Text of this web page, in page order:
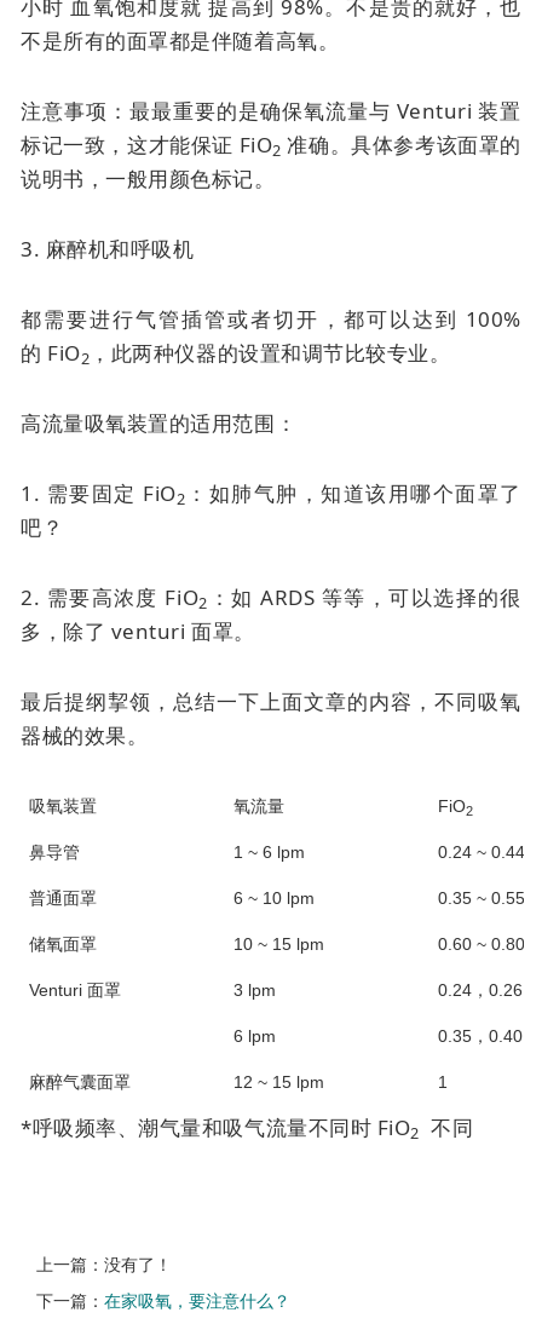
小时 血氧饱和度就 提高到 98%。不是贵的就好，也
不是所有的面罩都是伴随着高氧。
注意事项：最最重要的是确保氧流量与 Venturi 装置
标记一致，这才能保证 FiO2 准确。具体参考该面罩的
说明书，一般用颜色标记。
3. 麻醉机和呼吸机
都需要进行气管插管或者切开，都可以达到 100%
的 FiO2 ，此两种仪器的设置和调节比较专业。
高流量吸氧装置的适用范围：
1. 需要固定 FiO2 ：如肺气肿，知道该用哪个面罩了
吧？
2. 需要高浓度 FiO2 ：如 ARDS 等等，可以选择的很
多，除了 venturi 面罩。
最后提纲挈领，总结一下上面文章的内容，不同吸氧
器械的效果。
吸氧装置 氧流量 FiO2
鼻导管 1 ~ 6 lpm 0.24 ~ 0.44*
普通面罩 6 ~ 10 lpm 0.35 ~ 0.55*
储氧面罩 10 ~ 15 lpm 0.60 ~ 0.80*
Venturi 面罩 3 lpm 0.24，0.26
6 lpm 0.35，0.40
麻醉气囊面罩 12 ~ 15 lpm 1
*呼吸频率、潮气量和吸气流量不同时 FiO2 不同
上一篇：没有了！
下一篇： 在家吸氧，要注意什么？